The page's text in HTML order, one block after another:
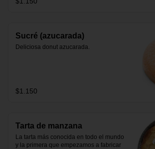
Sucré (azucarada)
Deliciosa donut azucarada.
$1.150
Tarta de manzana
La tarta más conocida en todo el mundo
y la primera que empezamos a fabricar